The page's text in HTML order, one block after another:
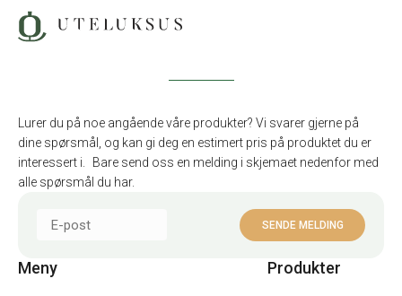
Lurer du på noe angående våre produkter? Vi svarer gjerne på
dine spørsmål, og kan gi deg en estimert pris på produktet du er
interessert i. Bare send oss en melding i skjemaet nedenfor med
alle spørsmål du har.
Meny Produkter